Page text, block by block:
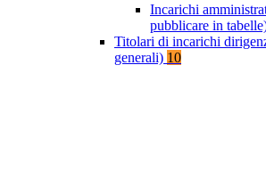
Incarichi
pubblicare in
Titolari di incarichi
generali) 10